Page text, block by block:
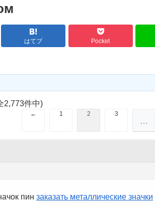
はてブ Pocket
2,773件中)
← 1 2 3
…
пин заказать металлические значки